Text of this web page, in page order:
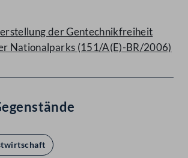
der Gentechnikfreiheit
Nationalparks (151/A(E)-BR/2006)